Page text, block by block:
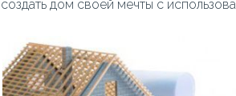
создать дом своей мечты с